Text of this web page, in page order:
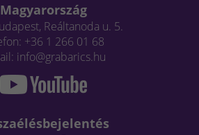
Magyarország
Reáltanoda u. 5.
+36 1 266 01 68
info@grabarics.hu